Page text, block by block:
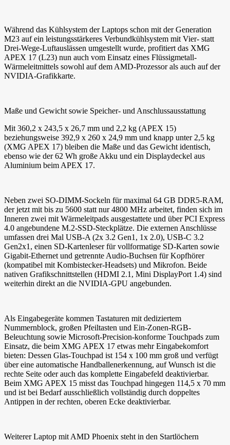
Während das Kühlsystem der Laptops schon mit der Generation
M23 auf ein leistungsstärkeres Verbundkühlsystem mit Vier- statt
Drei-Wege-Luftauslässen umgestellt wurde, profitiert das XMG
APEX 17 (L23) nun auch vom Einsatz eines Flüssigmetall-
Wärmeleitmittels sowohl auf dem AMD-Prozessor als auch auf der
NVIDIA-Grafikkarte.
Maße und Gewicht sowie Speicher- und Anschlussausstattung
Mit 360,2 x 243,5 x 26,7 mm und 2,2 kg (APEX 15)
beziehungsweise 392,9 x 260 x 24,9 mm und knapp unter 2,5 kg
(XMG APEX 17) bleiben die Maße und das Gewicht identisch,
ebenso wie der 62 Wh große Akku und ein Displaydeckel aus
Aluminium beim APEX 17.
Neben zwei SO-DIMM-Sockeln für maximal 64 GB DDR5-RAM,
der jetzt mit bis zu 5600 statt nur 4800 MHz arbeitet, finden sich im
Inneren zwei mit Wärmeleitpads ausgestattete und über PCI Express
4.0 angebundene M.2-SSD-Steckplätze. Die externen Anschlüsse
umfassen drei Mal USB-A (2x 3.2 Gen1, 1x 2.0), USB-C 3.2
Gen2x1, einen SD-Kartenleser für vollformatige SD-Karten sowie
Gigabit-Ethernet und getrennte Audio-Buchsen für Kopfhörer
(kompatibel mit Kombistecker-Headsets) und Mikrofon. Beide
nativen Grafikschnittstellen (HDMI 2.1, Mini DisplayPort 1.4) sind
weiterhin direkt an die NVIDIA-GPU angebunden.
Als Eingabegeräte kommen Tastaturen mit dediziertem
Nummernblock, großen Pfeiltasten und Ein-Zonen-RGB-
Beleuchtung sowie Microsoft-Precision-konforme Touchpads zum
Einsatz, die beim XMG APEX 17 etwas mehr Eingabekomfort
bieten: Dessen Glas-Touchpad ist 154 x 100 mm groß und verfügt
über eine automatische Handballenerkennung, auf Wunsch ist die
rechte Seite oder auch das komplette Eingabefeld deaktivierbar.
Beim XMG APEX 15 misst das Touchpad hingegen 114,5 x 70 mm
und ist bei Bedarf ausschließlich vollständig durch doppeltes
Antippen in der rechten, oberen Ecke deaktivierbar.
Weiterer Laptop mit AMD Phoenix steht in den Startlöchern